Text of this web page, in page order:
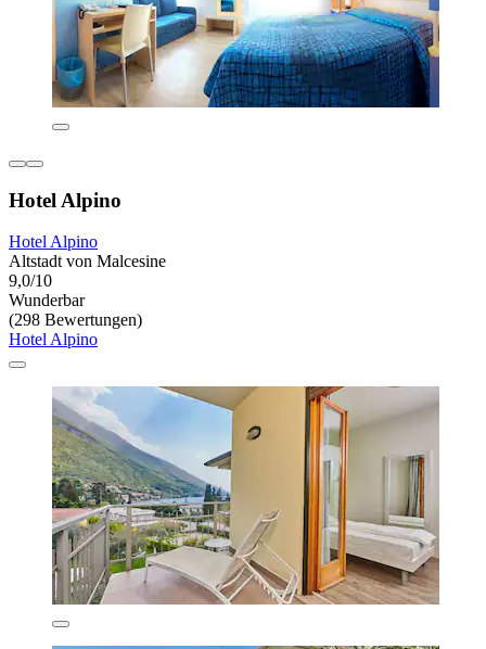
Hotel Alpino
Hotel Alpino
Altstadt von Malcesine
9,0/10
Wunderbar
(298 Bewertungen)
Hotel Alpino